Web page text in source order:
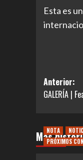
Esta es
de
Anterior:
GALERÍA |
MásNOTA
PRÓXIMOS